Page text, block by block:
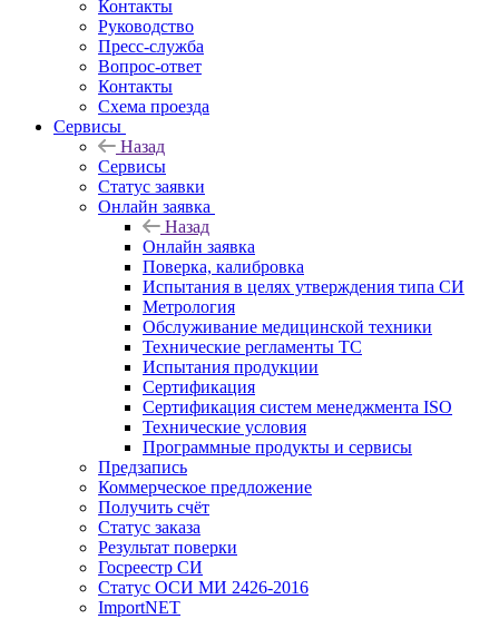
Контакты
Руководство
Пресс-служба
Вопрос-ответ
Контакты
Схема проезда
Сервисы
Назад
Сервисы
Статус заявки
Онлайн заявка
Назад
Онлайн заявка
Поверка, калибровка
Испытания в целях утверждения типа СИ
Метрология
Обслуживание медицинской техники
Технические регламенты ТС
Испытания продукции
Сертификация
Сертификация систем менеджмента ISO
Технические условия
Программные продукты и сервисы
Предзапись
Коммерческое предложение
Получить счёт
Статус заказа
Результат поверки
Госреестр СИ
Статус ОСИ МИ 2426-2016
ImportNET